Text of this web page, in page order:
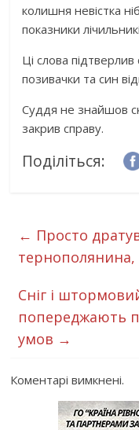
колишня невістка
показники
Ці слова підтверлив
позивачки та син
Суддя не знайшов
закрив справу.
Поділіться:
← Просто
Cніг і
попереджають
умов →
Коментарі вимкнені.